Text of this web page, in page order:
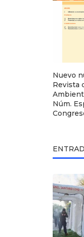
Nuevo
Revista
Núm.